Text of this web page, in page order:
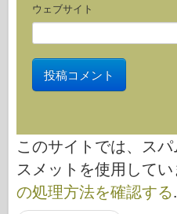
ウェブサイト
このサイトでは、ス
スメットを使用してい
の処理方法を確認する.